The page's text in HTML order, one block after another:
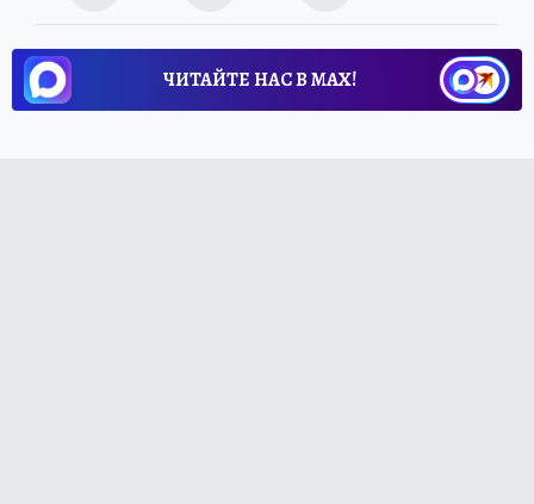
ЧИТАЙТЕ НАС В МАХ!